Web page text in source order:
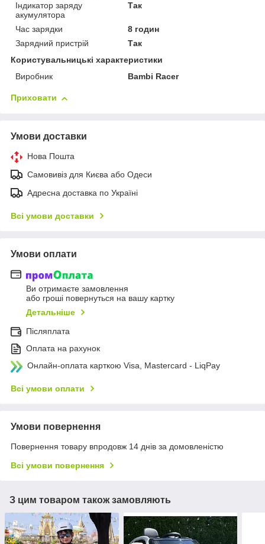
Індикатор заряду
акумулятора
Так
Час зарядки
8 годин
Зарядний пристрій
Так
Користувальницькі характеристики
Виробник
Bambi Racer
Приховати
Умови доставки
Нова Пошта
Самовивіз для Києва або Одеси
Адресна доставка по Україні
Всі умови доставки
Умови оплати
Ви отримаєте замовлення
або гроші повернуться на вашу картку
Детальніше
Післяплата
Оплата на рахунок
Онлайн-оплата карткою Visa, Mastercard - LiqPay
Всі умови оплати
Умови повернення
Повернення товару впродовж 14 днів за домовленістю
Всі умови повернення
З цим товаром також замовляють